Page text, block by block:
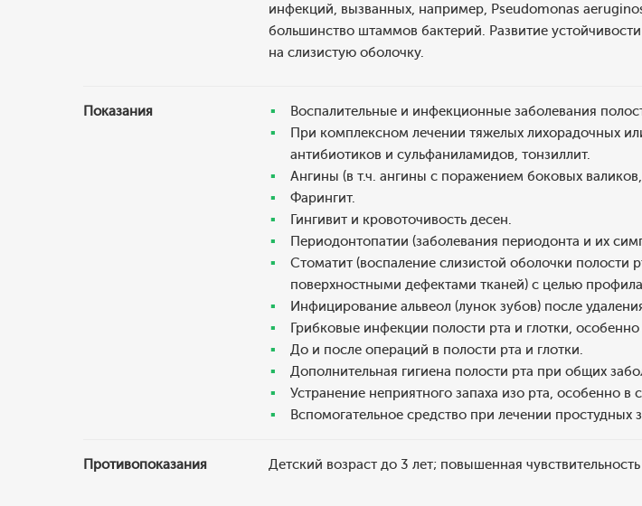
инфекций, вызванных, например, Pseudomonas
большинство штаммов бактерий. Развитие
на слизистую оболочку.
Показания
Воспалительные и инфекционные заболевания
При комплексном лечении тяжелых лихорадочных
антибиотиков и сульфаниламидов, тонзиллит.
Ангины (в т.ч. ангины с поражением боковых
Фарингит.
Гингивит и кровоточивость десен.
Периодонтопатии (заболевания периодонта и их
Стоматит (воспаление слизистой оболочки полости
поверхностными дефектами тканей) с целью
Инфицирование альвеол (лунок зубов) после
Грибковые инфекции полости рта и глотки,
До и после операций в полости рта и глотки.
Дополнительная гигиена полости рта при общих
Устранение неприятного запаха изо рта, особенно
Вспомогательное средство при лечении простудных
Противопоказания Детский возраст до 3 лет; повышенная